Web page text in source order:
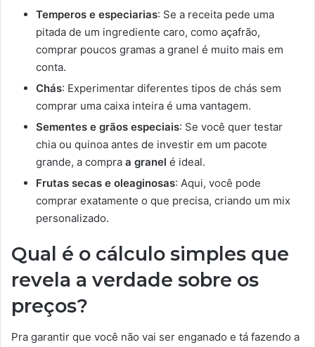
Temperos e especiarias: Se a receita pede uma
pitada de um ingrediente caro, como açafrão,
comprar poucos gramas a granel é muito mais em
conta.
Chás: Experimentar diferentes tipos de chás sem
comprar uma caixa inteira é uma vantagem.
Sementes e grãos especiais: Se você quer testar
chia ou quinoa antes de investir em um pacote
grande, a compra a granel é ideal.
Frutas secas e oleaginosas: Aqui, você pode
comprar exatamente o que precisa, criando um mix
personalizado.
Qual é o cálculo simples que
revela a verdade sobre os
preços?
Pra garantir que você não vai ser enganado e tá fazendo a